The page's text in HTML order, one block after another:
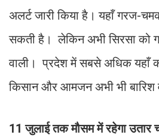
अलर्ट जारी किया है। यहाँ गरज-
सकती है। लेकिन अभी सिरसा को
वाली। प्रदेश में सबसे अधिक यहाँ
किसान और आमजन अभी भी बारिश
11 जुलाई तक मौसम में रहेगा उतार